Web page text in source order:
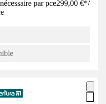
par pce299,00 €*/